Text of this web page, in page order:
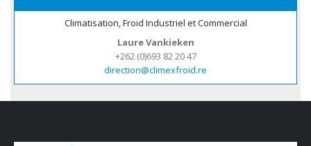
Climatisation, Froid Industriel et Commercial
Laure Vankieken
+262 (0)693 82 20 47
direction@climexfroid.re